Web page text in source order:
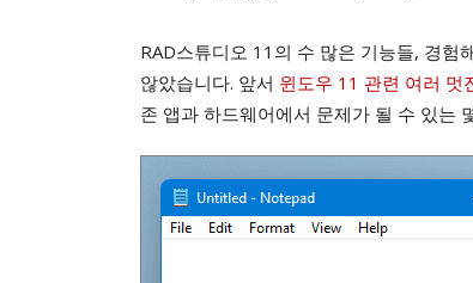
RAD스튜디오 11의 수 많은 기능들, 경험
않았습니다. 앞서 윈도우 11 관련 여러 멋
존 앱과 하드웨어에서 문제가 될 수 있는